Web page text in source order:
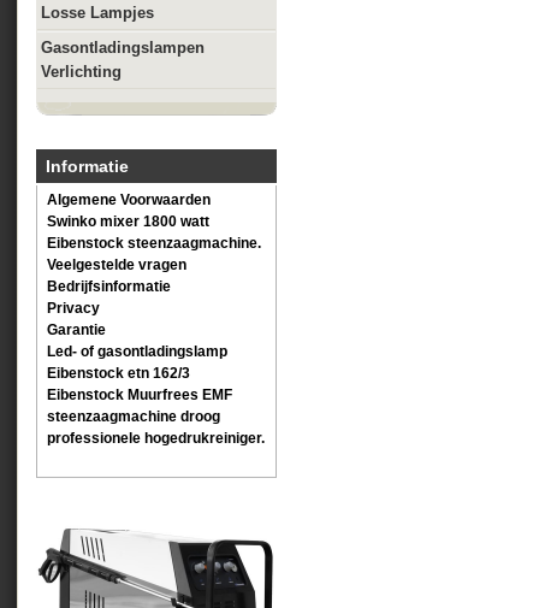
Losse Lampjes
Gasontladingslampen
Verlichting
Informatie
Algemene Voorwaarden
Swinko mixer 1800 watt
Eibenstock steenzaagmachine.
Veelgestelde vragen
Bedrijfsinformatie
Privacy
Garantie
Led- of gasontladingslamp
Eibenstock etn 162/3
Eibenstock Muurfrees EMF
steenzaagmachine droog
professionele hogedrukreiniger.